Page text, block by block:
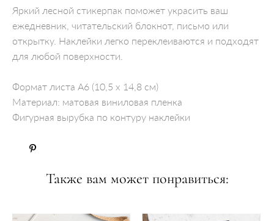
Яркий лесной стикерпак поможет украсить ваш
ежедневник, читательский блокнот, письмо или
открытку. Наклейки легко переклеиваются и подходят
для любой поверхности.
Формат листа А6 (10,5 x 14,8 см)
Материал: матовая виниловая пленка
Фигурная вырубка по контуру наклейки
Также вам может понравиться: